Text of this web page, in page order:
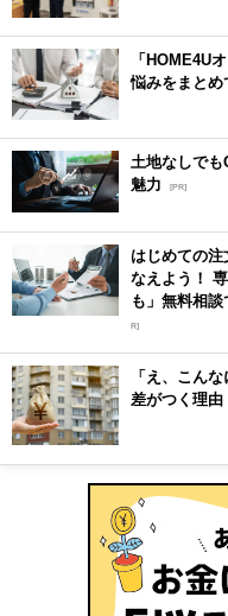
「HOME4U
悩みをまとめ
土地なしで
魅力
[PR]
はじめての
なえよう！
も」無料相
R]
「え、こん
差がつく理由